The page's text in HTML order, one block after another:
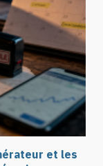
et les